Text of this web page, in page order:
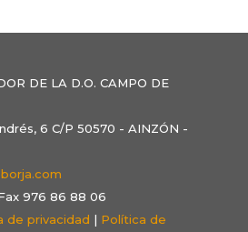
DE LA D.O. CAMPO DE
6 C/P 50570 - AINZÓN -
976 86 88 06
de privacidad | Política de